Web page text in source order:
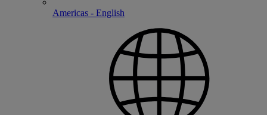
Americas - English